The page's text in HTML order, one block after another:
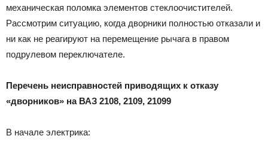
механическая поломка элементов стеклоочистителей.
Рассмотрим ситуацию, когда дворники полностью отказали и
ни как не реагируют на перемещение рычага в правом
подрулевом переключателе.
Перечень неисправностей приводящих к отказу
«дворников» на ВАЗ 2108, 2109, 21099
В начале электрика: